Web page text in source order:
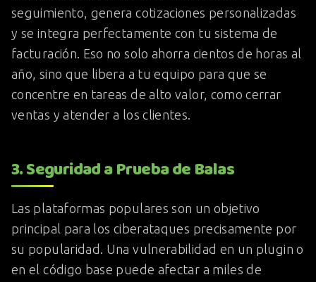
seguimiento, genera cotizaciones personalizadas
y se integra perfectamente con tu sistema de
facturación. Eso no solo ahorra cientos de horas al
año, sino que libera a tu equipo para que se
concentre en tareas de alto valor, como cerrar
ventas y atender a los clientes.
3. Seguridad a Prueba de Balas
Las plataformas populares son un objetivo
principal para los ciberataques precisamente por
su popularidad. Una vulnerabilidad en un plugin o
en el código base puede afectar a miles de